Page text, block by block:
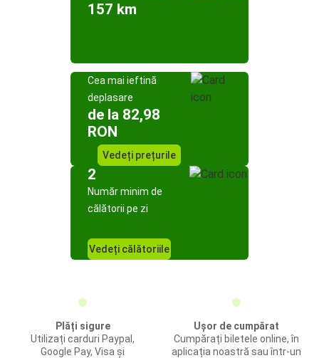
157 km
Cea mai ieftină
deplasare
de la 82,98
RON
Vedeți prețurile
2
Număr minim de
călătorii pe zi
Vedeți călătoriile
Plăți sigure
Utilizați carduri Paypal,
Google Pay, Visa și
Ușor de cumpărat
Cumpărați biletele online, în
aplicația noastră sau într-un